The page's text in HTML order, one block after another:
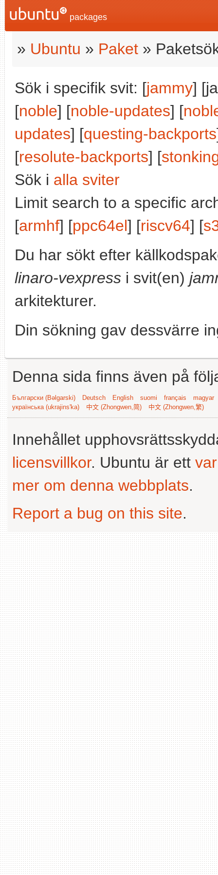
packages
» Ubuntu » Paket »
Sök i specifik svit: [jammy]
[noble] [noble-updates] [
updates] [questing-backports
[resolute-backports] [
Sök i alla sviter
Limit search to a specific
[armhf] [ppc64el] [riscv64] [
Du har sökt efter
linaro-vexpress i svit(en)
arkitekturer.
Din sökning gav dessvärre
Denna sida finns även på
Български (Bəlgarski) Deutsch English suomi français
magyar
українська (ukrajins'ka)
中文 (Zhongwen,简) 中文 (Zhongwen,繁)
Innehållet
licensvillkor. Ubuntu är ett
mer om denna webbplats.
Report a bug on this site.